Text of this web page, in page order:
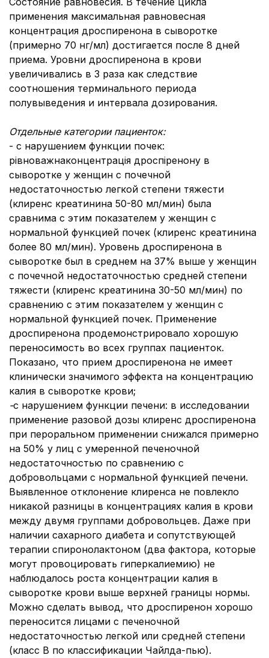
применения максимальная равновесная
концентрация дроспиренона в сыворотке
(примерно 70 нг/мл) достигается после 8 дней
приема. Уровни дроспиренона в крови
увеличивались в 3 раза как следствие
соотношения терминального периода
полувыведения и интервала дозирования.
Отдельные категории пациенток:
- с нарушением функции почек:
рівноважнаконцентрація дроспіренону в
сыворотке у женщин с почечной
недостаточностью легкой степени тяжести
(клиренс креатинина 50-80 мл/мин) была
сравнима с этим показателем у женщин с
нормальной функцией почек (клиренс креатинина
более 80 мл/мин). Уровень дроспиренона в
сыворотке был в среднем на 37% выше у женщин
с почечной недостаточностью средней степени
тяжести (клиренс креатинина 30-50 мл/мин) по
сравнению с этим показателем у женщин с
нормальной функцией почек. Применение
дроспиренона продемонстрировало хорошую
переносимость во всех группах пациенток.
Показано, что прием дроспиренона не имеет
клинически значимого эффекта на концентрацию
калия в сыворотке крови;
-с нарушением функции печени: в исследовании
применение разовой дозы клиренс дроспиренона
при пероральном применении снижался примерно
на 50% у лиц с умеренной печеночной
недостаточностью по сравнению с
добровольцами с нормальной функцией печени.
Выявленное отклонение клиренса не повлекло
никакой разницы в концентрациях калия в крови
между двумя группами добровольцев. Даже при
наличии сахарного диабета и сопутствующей
терапии спиронолактоном (два фактора, которые
могут провоцировать гиперкалиемию) не
наблюдалось роста концентрации калия в
сыворотке крови выше верхней границы нормы.
Можно сделать вывод, что дроспиренон хорошо
переносится лицами с печеночной
недостаточностью легкой или средней степени
(класс В по классификации Чайлда-пью).